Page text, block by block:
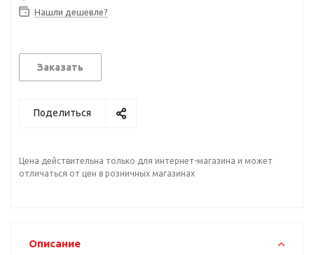
Нашли дешевле?
Заказать
Поделиться
Цена действительна только для интернет-магазина и может
отличаться от цен в розничных магазинах
Описание